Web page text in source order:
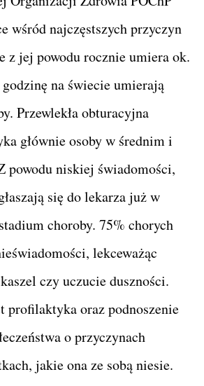
wśród najczęstszych przyczyn
z jej powodu rocznie umiera ok.
na świecie umierają
Przewlekła obturacyjna
głównie osoby w średnim i
powodu niskiej świadomości,
się do lekarza już w
choroby. 75% chorych
lekceważąc
czy uczucie duszności.
profilaktyka oraz podnoszenie
o przyczynach
jakie ona ze sobą niesie.